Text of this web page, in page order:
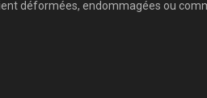
déformées, endommagées ou